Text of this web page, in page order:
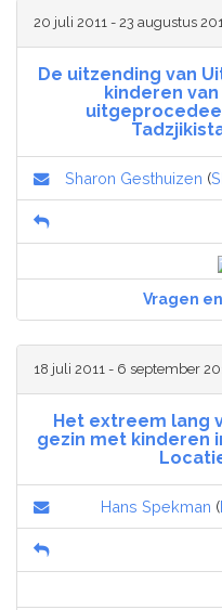
20 juli 2011 - 23 augustus
De uitzending van
kinderen
Sharon Gesthuizen (
Vragen
18 juli 2011 - 6 september
Het extreem lang
gezin met kinderen
Hans Spekman (